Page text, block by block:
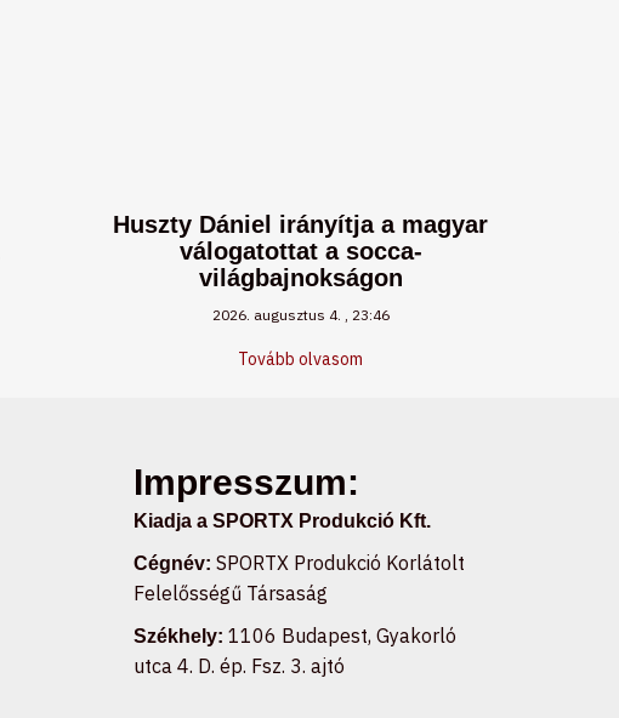
Huszty Dániel irányítja a magyar
válogatottat a socca-
világbajnokságon
2026. augusztus 4. 23:46
Tovább olvasom
Impresszum:
Kiadja a SPORTX Produkció Kft.
Cégnév: SPORTX Produkció Korlátolt
Felelősségű Társaság
Székhely: 1106 Budapest, Gyakorló
utca 4. D. ép. Fsz. 3. ajtó